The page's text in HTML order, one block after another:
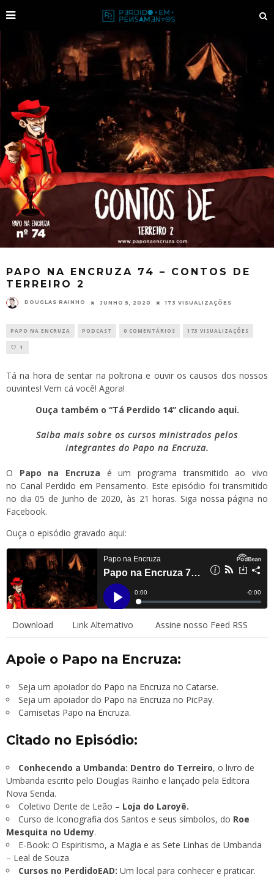
PAPO NA ENCRUZA 74 – CONTOS DE
TERREIRO 2
DOUGLAS RAINHO JUNHO 5, 2020 173 VISUALIZAÇÕES
PAPO NA ENCRUZA PODCAST 0 COMENTÁRIOS 173 VISUALIZAÇÕES
1
Tá na hora de sentar na poltrona e ouvir os causos dos nossos
ouvintes! Vem cá você! Agora!
Ouça também o “Tá Perdido 14” clicando aqui.
Saiba mais sobre os cursos ministrados pelos
integrantes do Papo na Encruza.
O Papo na Encruza é um programa transmitido ao vivo
no Canal Perdido em Pensamento. Este episódio foi transmitido
no dia 05 de Junho de 2020, às 21 horas. Siga nossa página no
Facebook.
Ouça o episódio gravado aqui:
Download Link Alternativo Assine nosso Feed RSS
Apoie o Papo na Encruza:
Seja um apoiador do Papo na Encruza no Catarse.
Seja um apoiador do Papo na Encruza no PicPay.
Camisetas Papo na Encruza.
Citado no Episódio:
Conhecendo a Umbanda: Dentro do Terreiro, o livro de
Umbanda escrito pelo Douglas Rainho e lançado pela Editora
Nova Senda.
Coletivo Dente de Leão – Loja do Laroyê.
Curso de Iconografia dos Santos e seus símbolos, do Roe
Mesquita no Udemy.
E-Book: O Espiritismo, a Magia e as Sete Linhas de Umbanda
– Leal de Souza
Cursos no PerdidoEAD: Um local para conhecer e praticar.